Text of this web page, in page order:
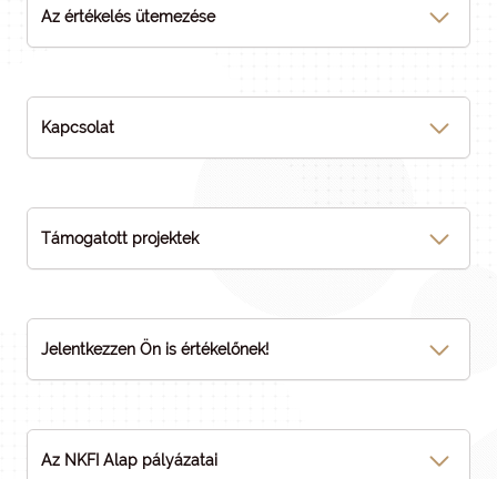
Az értékelés ütemezése
Kapcsolat
Támogatott projektek
Jelentkezzen Ön is értékelőnek!
Az NKFI Alap pályázatai